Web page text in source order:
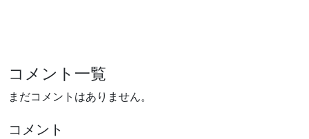
コメント一覧
まだコメントはありません。
コメント